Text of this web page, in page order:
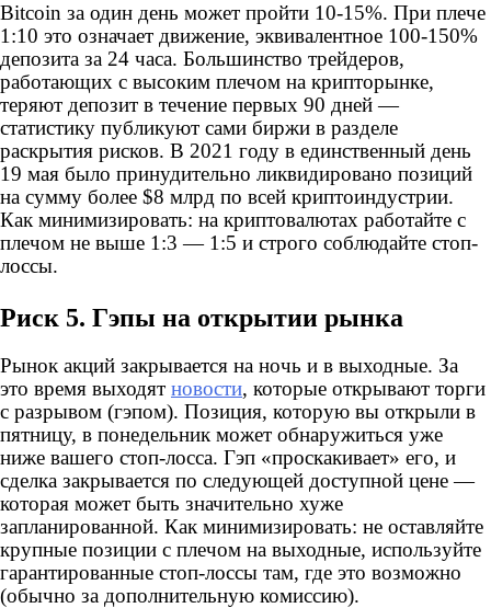
Bitcoin за один день может пройти 10-15%. При плече
1:10 это означает движение, эквивалентное 100-150%
депозита за 24 часа. Большинство трейдеров,
работающих с высоким плечом на крипторынке,
теряют депозит в течение первых 90 дней —
статистику публикуют сами биржи в разделе
раскрытия рисков. В 2021 году в единственный день
19 мая было принудительно ликвидировано позиций
на сумму более $8 млрд по всей криптоиндустрии.
Как минимизировать: на криптовалютах работайте с
плечом не выше 1:3 — 1:5 и строго соблюдайте стоп-
лоссы.
Риск 5. Гэпы на открытии рынка
Рынок акций закрывается на ночь и в выходные. За
это время выходят новости, которые открывают торги
с разрывом (гэпом). Позиция, которую вы открыли в
пятницу, в понедельник может обнаружиться уже
ниже вашего стоп-лосса. Гэп «проскакивает» его, и
сделка закрывается по следующей доступной цене —
которая может быть значительно хуже
запланированной. Как минимизировать: не оставляйте
крупные позиции с плечом на выходные, используйте
гарантированные стоп-лоссы там, где это возможно
(обычно за дополнительную комиссию).